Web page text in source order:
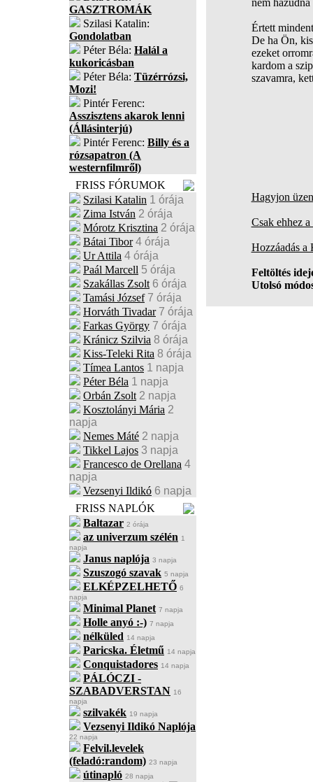
GASZTROMÁK
Szilasi Katalin:
Gondolatban
Péter Béla: Halál a
kukoricásban
Péter Béla: Tüzérrózsi,
Mozi!
Pintér Ferenc:
Asszisztens akarok lenni
(Állásinterjú)
Pintér Ferenc: Billy és a
rózsapatron (A
westernfilmről)
FRISS FÓRUMOK
Szilasi Katalin 1 órája
Zima István 2 órája
Mórotz Krisztina 2 órája
Bátai Tibor 4 órája
Ur Attila 4 órája
Paál Marcell 5 órája
Szakállas Zsolt 6 órája
Tamási József 7 órája
Horváth Tivadar 7 órája
Farkas György 7 órája
Kránicz Szilvia 8 órája
Kiss-Teleki Rita 8 órája
Tímea Lantos 1 napja
Péter Béla 1 napja
Orbán Zsolt 2 napja
Kosztolányi Mária 2
napja
Nemes Máté 2 napja
Tikkel Lajos 3 napja
Francesco de Orellana 4
napja
Vezsenyi Ildikó 6 napja
FRISS NAPLÓK
Baltazar 2 órája
az univerzum szélén 1
napja
Janus naplója 3 napja
Szuszogó szavak 5 napja
ELKÉPZELHETŐ 6
napja
Minimal Planet 7 napja
Holle anyó :-) 7 napja
nélküled 14 napja
Paricska. Életmű 14 napja
Conquistadores 14 napja
PÁLÓCZI -
SZABADVERSTAN 16
napja
szilvakék 19 napja
Vezsenyi Ildikó Naplója
22 napja
Felvil.levelek
(feladó:random) 23 napja
útinapló 28 napja
nem hazudna
Értett
De ha Ön,
ezeket
kardom a
szavamra,
Hagyjon
Csak ehhez
Hozzáadás
Feltöltés
Utolsó